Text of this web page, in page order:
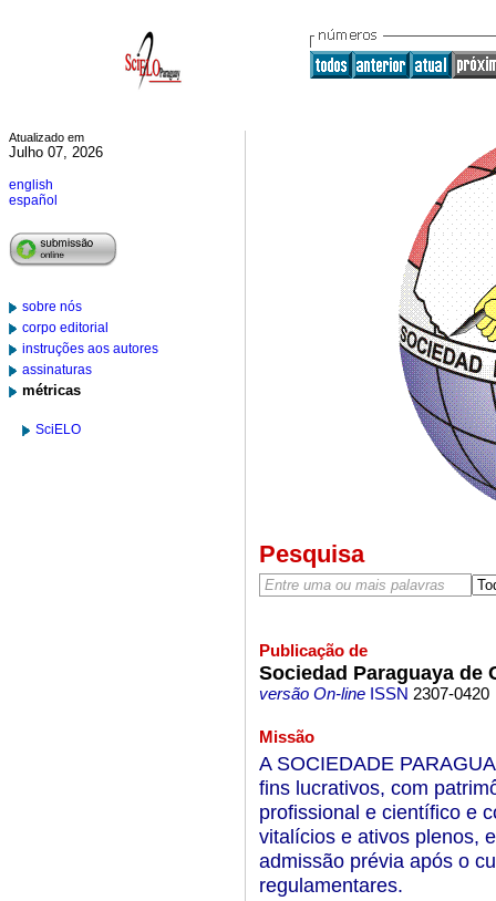
Atualizado em
Julho 07, 2026
english
español
sobre nós
corpo editorial
instruções aos autores
assinaturas
métricas
SciELO
Pesquisa
Publicação de
Sociedad Paraguaya de
versão On-lineISSN 2307-0420
Missão
A SOCIEDADE
fins lucrativos, com
profissional e científico e
vitalícios e ativos plenos,
admissão prévia após o
regulamentares.